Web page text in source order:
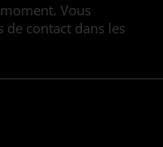
Vous
contact dans les